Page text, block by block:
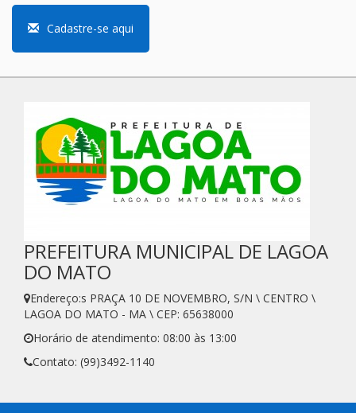
Cadastre-se aqui
PREFEITURA MUNICIPAL DE LAGOA
DO MATO
Endereço:s PRAÇA 10 DE NOVEMBRO, S/N \ CENTRO \
LAGOA DO MATO - MA \ CEP: 65638000
Horário de atendimento: 08:00 às 13:00
Contato: (99)3492-1140